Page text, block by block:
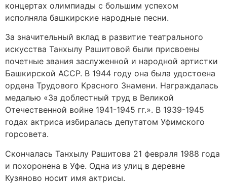
концертах олимпиады с большим успехом
исполняла башкирские народные песни.
За значительный вклад в развитие театрального
искусства Танхылу Рашитовой были присвоены
почетные звания заслуженной и народной артистки
Башкирской АССР. В 1944 году она была удостоена
ордена Трудового Красного Знамени. Награждалась
медалью «За доблестный труд в Великой
Отечественной войне 1941-1945 гг.». В 1939-1945
годах актриса избиралась депутатом Уфимского
горсовета.
Скончалась Танхылу Рашитова 21 февраля 1988 года
и похоронена в Уфе. Одна из улиц в деревне
Кузяново носит имя актрисы.